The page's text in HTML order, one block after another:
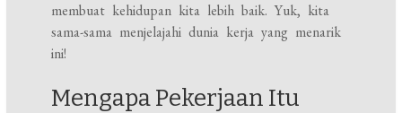
membuat kehidupan kita lebih baik. Yuk, kita
sama-sama menjelajahi dunia kerja yang menarik
ini!
Mengapa Pekerjaan Itu